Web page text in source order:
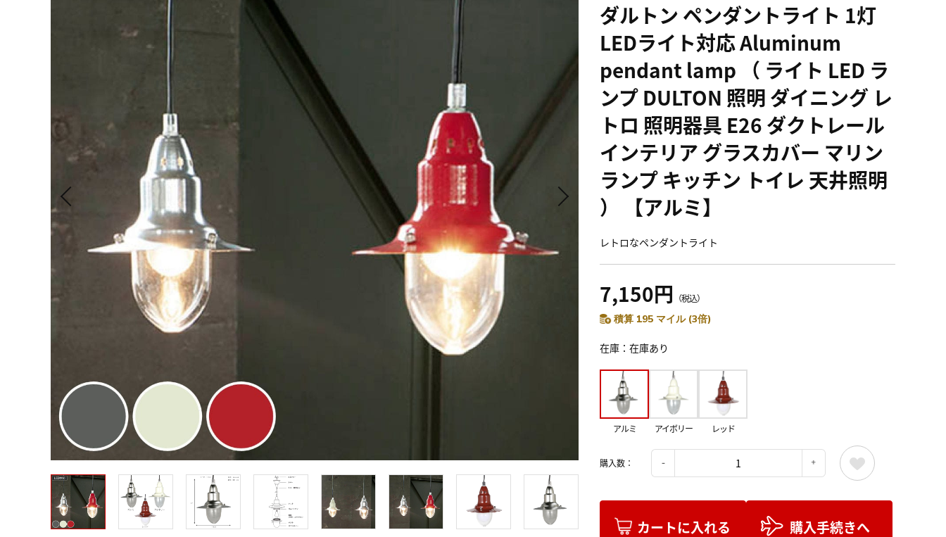
ダルトン ペンダントライト 1灯
LEDライト対応 Aluminum
pendant lamp （ ライト LED ラ
ンプ DULTON 照明 ダイニング レ
トロ 照明器具 E26 ダクトレール
インテリア グラスカバー マリン
ランプ キッチン トイレ 天井照明
） 【アルミ】
レトロなペンダントライト
7,150円 （税込）
積算 195 マイル (3倍)
在庫 在庫あり
アルミ アイボリー レッド
購入数：
カートに入れる 購入手続きへ